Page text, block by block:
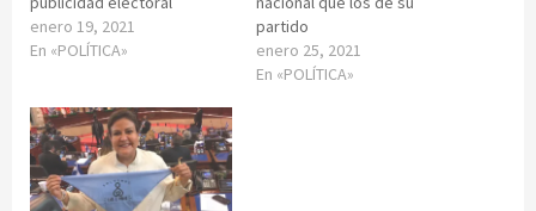
enero 19, 2021
En «POLÍTICA»
partido
enero 25, 2021
En «POLÍTICA»